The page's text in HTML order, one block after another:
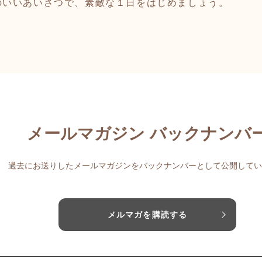
いあいさつで、素敵な１日をはじめましょう。
メールマガジン バックナンバ
過去にお送りしたメールマガジンをバックナンバーとして公開してい
メルマガを購読する